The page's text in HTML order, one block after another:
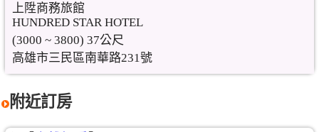
上陞商務旅館
HUNDRED STAR HOTEL
(3000 ~ 3800) 37公尺
高雄市三民區南華路231號
附近訂房